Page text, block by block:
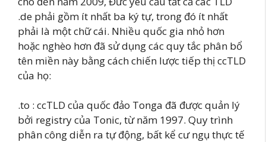
.de phải gồm ít nhất ba ký tự, trong đó ít nhất
phải là một chữ cái. Nhiều quốc gia nhỏ hơn
hoặc nghèo hơn đã sử dụng các quy tắc phân bổ
tên miền này bằng cách chiến lược tiếp thị ccTLD
của họ:
.to : ccTLD của quốc đảo Tonga đã được quản lý
bởi registry của Tonic, từ năm 1997. Quy trình
phân công diễn ra tự động, bất kể cư ngụ thực tế